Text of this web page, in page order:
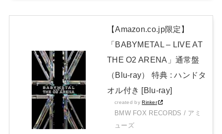
【Amazon.co.jp限定】
「BABYMETAL – LIVE AT
THE O2 ARENA」通常盤
（Blu-ray） 特典 : ハンドタ
オル付き [Blu-ray]
created byRinker
BMW FOX RECORDS / アミ
ューズ